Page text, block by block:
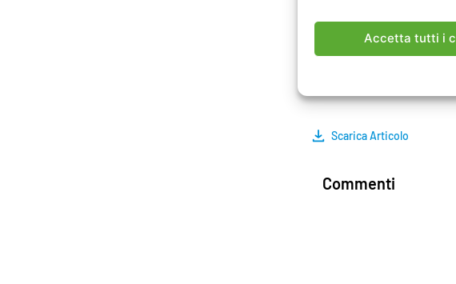
Accetta tutti i
possa essere assai
centrali e
Scarica Articolo
Commenti